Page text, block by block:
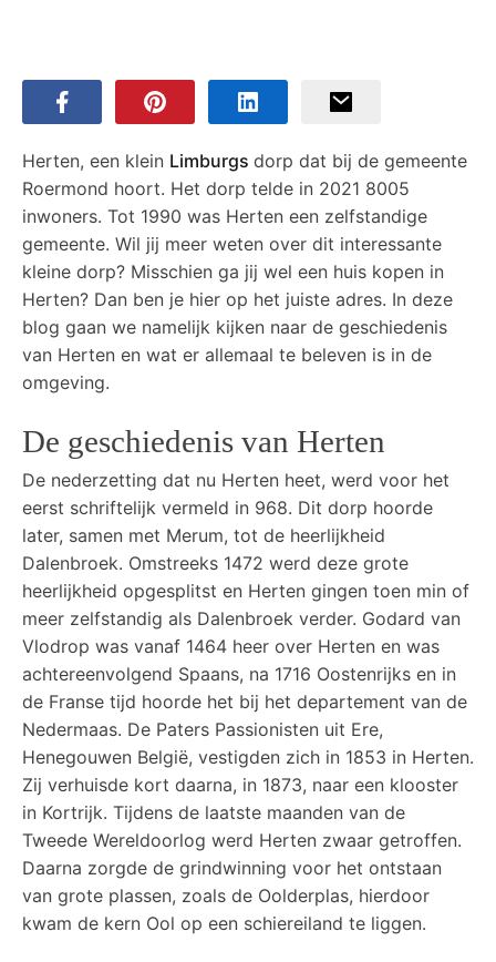
Herten, een klein Limburgs dorp dat bij de gemeente
Roermond hoort. Het dorp telde in 2021 8005
inwoners. Tot 1990 was Herten een zelfstandige
gemeente. Wil jij meer weten over dit interessante
kleine dorp? Misschien ga jij wel een huis kopen in
Herten? Dan ben je hier op het juiste adres. In deze
blog gaan we namelijk kijken naar de geschiedenis
van Herten en wat er allemaal te beleven is in de
omgeving.
De geschiedenis van Herten
De nederzetting dat nu Herten heet, werd voor het
eerst schriftelijk vermeld in 968. Dit dorp hoorde
later, samen met Merum, tot de heerlijkheid
Dalenbroek. Omstreeks 1472 werd deze grote
heerlijkheid opgesplitst en Herten gingen toen min of
meer zelfstandig als Dalenbroek verder. Godard van
Vlodrop was vanaf 1464 heer over Herten en was
achtereenvolgend Spaans, na 1716 Oostenrijks en in
de Franse tijd hoorde het bij het departement van de
Nedermaas. De Paters Passionisten uit Ere,
Henegouwen België, vestigden zich in 1853 in Herten.
Zij verhuisde kort daarna, in 1873, naar een klooster
in Kortrijk. Tijdens de laatste maanden van de
Tweede Wereldoorlog werd Herten zwaar getroffen.
Daarna zorgde de grindwinning voor het ontstaan
van grote plassen, zoals de Oolderplas, hierdoor
kwam de kern Ool op een schiereiland te liggen.